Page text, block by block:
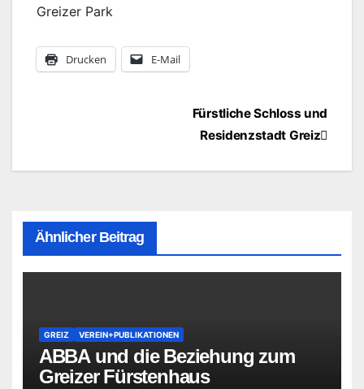
Greizer Park
Drucken E-Mail
BeitragsnavigationFürstliche Schloss und
Residenzstadt Greiz
Ähnlicher Beitrag
GREIZ VEREIN+PUBLIKATIONEN
ABBA und die Beziehung zum
Greizer Fürstenhaus